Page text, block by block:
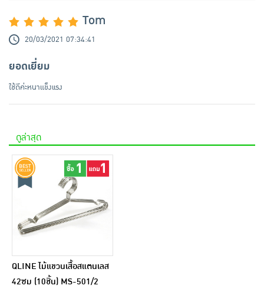
Tom
20/03/2021 07:34:41
ยอดเยี่ยม
ใช้ดีค่ะหนาแข็งเเรง
ดูล่าสุด
QLINE ไม้แขวนเสื้อสแตนเลส
42ซม (10ชิ้น) MS-501/2